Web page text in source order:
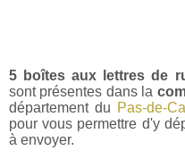
5 boîtes aux lettres de
sont présentes dans la
département du Pas-de-
pour vous permettre d'y
à envoyer.